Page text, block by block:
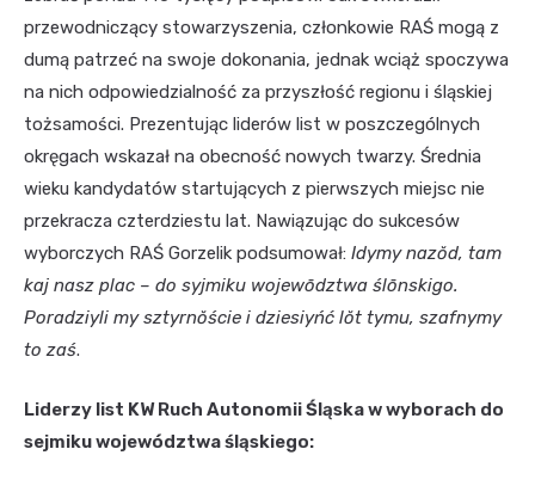
przewodniczący stowarzyszenia, członkowie RAŚ mogą z
dumą patrzeć na swoje dokonania, jednak wciąż spoczywa
na nich odpowiedzialność za przyszłość regionu i śląskiej
tożsamości. Prezentując liderów list w poszczególnych
okręgach wskazał na obecność nowych twarzy. Średnia
wieku kandydatów startujących z pierwszych miejsc nie
przekracza czterdziestu lat. Nawiązując do sukcesów
wyborczych RAŚ Gorzelik podsumował: Idymy nazŏd, tam
kaj nasz plac – do syjmiku wojewōdztwa ślōnskigo.
Poradziyli my sztyrnŏście i dziesiyńć lŏt tymu, szafnymy
to zaś.
Liderzy list KW Ruch Autonomii Śląska w wyborach do
sejmiku województwa śląskiego: